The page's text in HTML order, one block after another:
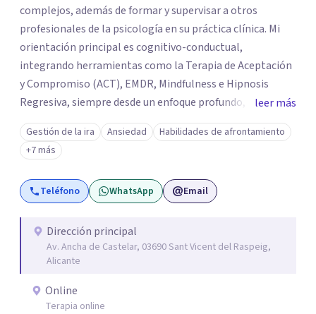
complejos, además de formar y supervisar a otros
profesionales de la psicología en su práctica clínica. Mi
orientación principal es cognitivo-conductual,
integrando herramientas como la Terapia de Aceptación
y Compromiso (ACT), EMDR, Mindfulness e Hipnosis
Regresiva, siempre desde un enfoque profundo,
respetuoso y adaptado a cada persona. También
acompaño procesos de crecimiento personal y terapia
del alma orientados al trabajo emocional, la búsqueda de
sentido, el autoconocimiento y la conexión interior. Mi
objetivo es ayudar a las personas a comprenderse mejor,
necesarios para vivir con mayor equilibrio y plenitud.
leer más
Gestión de la ira Ansiedad
Habilidades de afrontamiento
+7 más
Teléfono WhatsApp Email
Dirección principal
Av. Ancha de Castelar, 03690 Sant Vicent del Raspeig,
Alicante
Online
Terapia online